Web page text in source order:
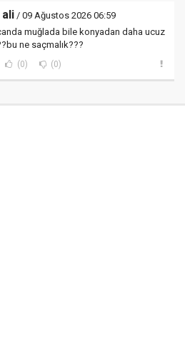
/ 09 Ağustos 2026 06:59
muğlada bile konyadan daha ucuz
ne saçmalık???
(0) (0)